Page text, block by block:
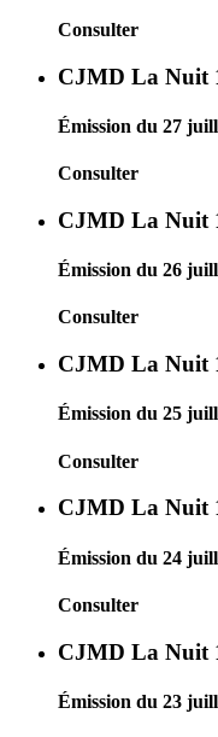
Consulter
CJMD La Nuit
Émission du 27
Consulter
CJMD La Nuit
Émission du 26
Consulter
CJMD La Nuit
Émission du 25
Consulter
CJMD La Nuit
Émission du 24
Consulter
CJMD La Nuit
Émission du 23